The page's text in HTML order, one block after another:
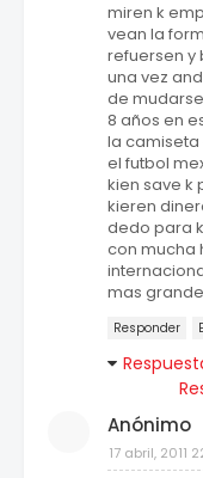
miren k
vean la
refuersen y
una vez
de
8 años en
la camiseta
el futbol
kien save k
kieren
dedo para
con mucha
mas
Responder
Anónimo
17 abril, 2011